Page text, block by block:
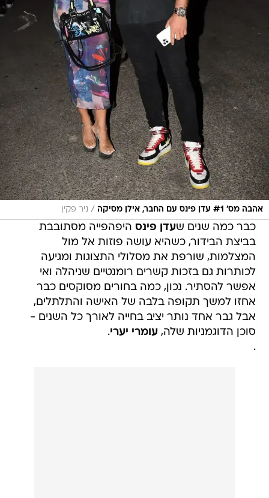
אהבה מס' #1 עדן פינס עם החבר, אילן מסיקה / ניר פקין
כבר כמה שנים שעדן פינס היפהפייה מסתובבת
בביצת הבידור, כשהיא עושה פוזות אל מול
המצלמות, שורפת את מסלולי התצוגות ומגיעה
לכותרות גם בזכות קשרים רומנטיים שניהלה ואי
אפשר להסתיר. נכון, כמה בחורים מסוקסים כבר
אחזו למשך תקופה בלבה של האישה והתלתלים,
אבל גבר אחד נותר יציב בחייה לאורך כל השנים -
סוכן הדוגמניות שלה,עומרי יערי.
.